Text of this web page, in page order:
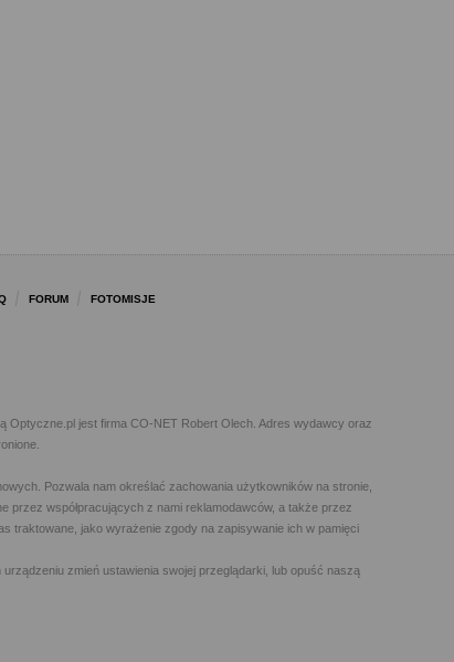
FORUM FOTOMISJE
Optyczne.pl jest firma CO-NET Robert Olech. Adres wydawcy oraz
Pozwala nam określać zachowania użytkowników na stronie,
przez współpracujących z nami reklamodawców, a także przez
traktowane, jako wyrażenie zgody na zapisywanie ich w pamięci
zmień ustawienia swojej przeglądarki, lub opuść naszą